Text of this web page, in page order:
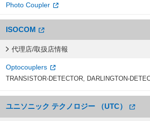
Photo Coupler
ISOCOM
代理店/取扱店情報
Optocouplers
TRANSISTOR-DETECTOR, DARLINGTON-
ユニソニック テクノロジー （UTC）